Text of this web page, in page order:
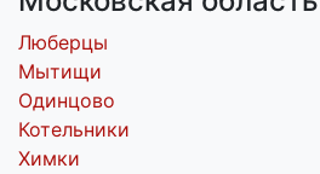
Люберцы
Мытищи
Одинцово
Котельники
Химки